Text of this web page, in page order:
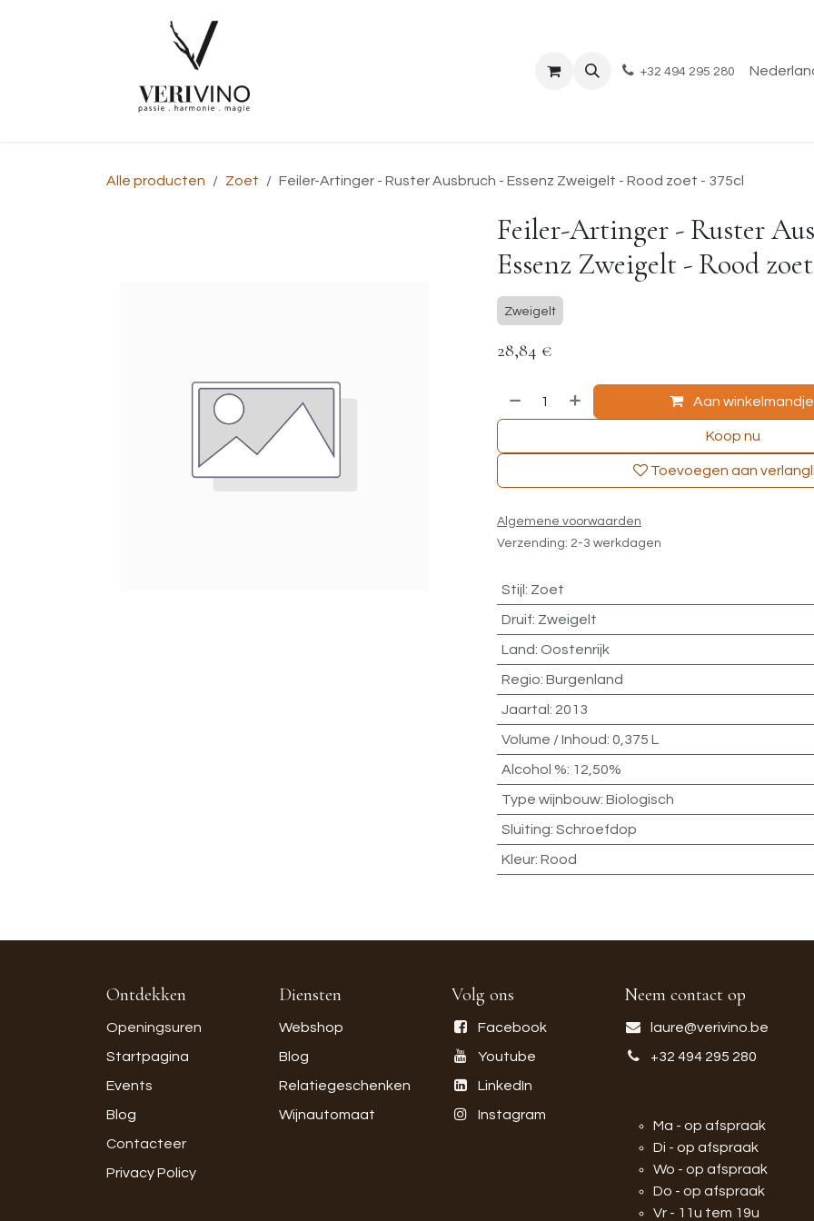
Evenementen Over ons Blog
+32 494 295 280
Alle producten Zoet Feiler-Artinger - Ruster Ausbruch - Essenz Zweigelt - Rood zoet - 375cl
Feiler-Artinger - Ruster
Essenz Zweigelt - Rood
Zweigelt
28,84 €
Aan
Koop nu
Toevoegen aan
Algemene voorwaarden
Verzending: 2-3 werkdagen
Stijl : Zoet
Druif: Zweigelt
Land: Oostenrijk
Regio: Burgenland
Jaartal : 2013
Volume / Inhoud: 0,375 L
Alcohol %: 12,50%
Type wijnbouw: Biologisch
Sluiting: Schroefdop
Kleur: Rood
Ontdekken
Openingsuren
Startpagina
Events
Blog
Contacteer
Privacy Policy
Diensten
Webshop
Blog
Relatiegeschenken
Wijnautomaat
Volg ons
Facebook
Youtube
LinkedIn
Instagram
Neem contact op
laure@verivino.be
+32 494 295 280
Ma - op afspraak
Di - op afspraak
Wo - op afspraak
Do - op afspraak
Vr - 11u tem 19u